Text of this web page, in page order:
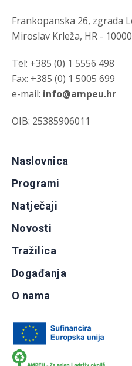
Frankopanska 26, zgrada
Miroslav Krleža, HR -
Tel: +385 (0) 1 5556 498
Fax: +385 (0) 1 5005 699
e-mail: info@ampeu.hr
OIB: 25385906011
Naslovnica
Programi
Natječaji
Novosti
Tražilica
Događanja
O nama